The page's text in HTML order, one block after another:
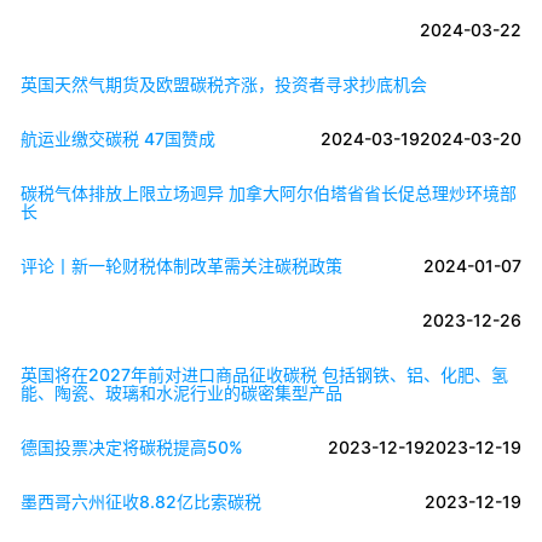
2024-03-22
英国天然气期货及欧盟碳税齐涨，投资者寻求抄底机会
2024-03-20
航运业缴交碳税 47国赞成 2024-03-19
碳税气体排放上限立场迥异 加拿大阿尔伯塔省省长促总理炒环境部
长
2024-01-07
评论丨新一轮财税体制改革需关注碳税政策
2023-12-26
英国将在2027年前对进口商品征收碳税 包括钢铁、铝、化肥、氢
能、陶瓷、玻璃和水泥行业的碳密集型产品
2023-12-19
德国投票决定将碳税提高50% 2023-12-19
墨西哥六州征收8.82亿比索碳税 2023-12-19